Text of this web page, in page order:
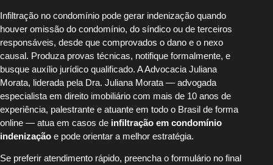
Infiltração no condomínio pode gerar indenização quando
houver omissão do condomínio, do síndico ou de terceiros
responsáveis, desde que comprovados o dano e o nexo
causal. Produza provas técnicas, notifique formalmente, e
busque auxílio jurídico qualificado. A Advocacia Juliana
Morata, liderada pela Dra. Juliana Morata — advogada
especialista em direito imobiliário com mais de 10 anos de
experiência, palestrante e atuante em todo o Brasil de forma
online — atua em casos de infiltração em condomínio
indenização e pode orientar a melhor estratégia.
Se preferir atendimento rápido, preencha o formulário no final